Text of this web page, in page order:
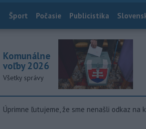
Index
Šport Počasie Publicistika
Komunálne
voľby 2026
Všetky správy
Úprimne ľutujeme, že sme nenašli odkaz